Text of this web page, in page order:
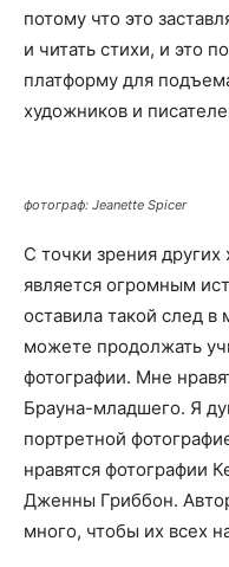
потому что это
и читать стихи, и это
платформу для
художников и
фотограф: Jeanette Spicer
С точки зрения
является огромным
оставила такой след
можете продолжать
фотографии. Мне
Брауна-младшего. Я
портретной
нравятся фотографии
Дженны Гриббон.
много, чтобы их всех